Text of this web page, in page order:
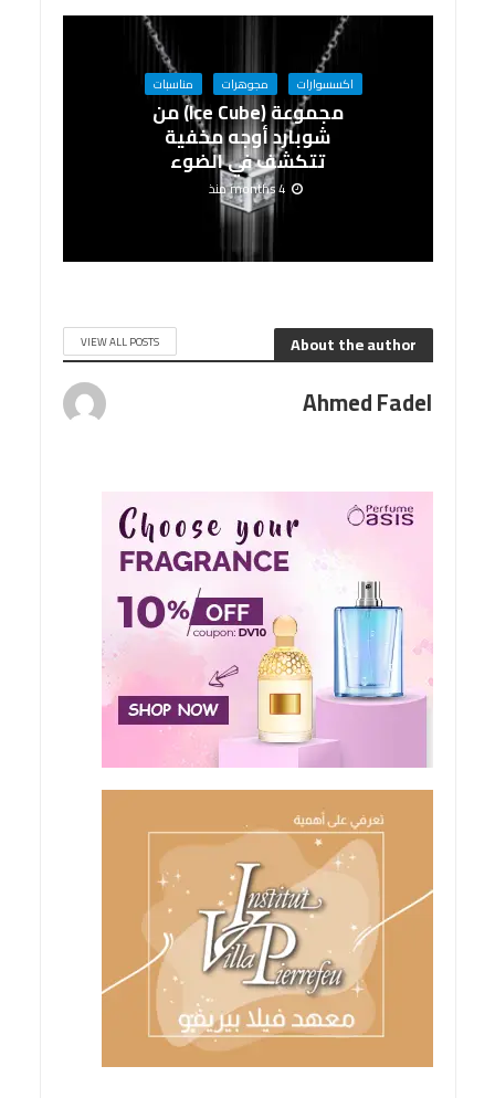
اكسسوارات مجوهرات مناسبات
مجموعة (Ice Cube) من
شوبارد أوجه مخفية
تتكشف في الضوء
4 months منذ
About the author
VIEW ALL POSTS
Ahmed Fadel